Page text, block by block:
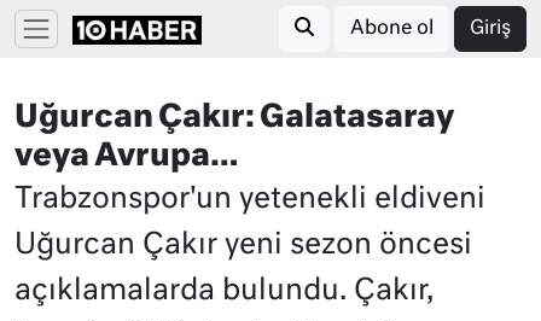
Abone ol Giriş
Uğurcan Çakır: Galatasaray
veya Avrupa…
Trabzonspor'un yetenekli eldiveni
Uğurcan Çakır yeni sezon öncesi
açıklamalarda bulundu. Çakır,